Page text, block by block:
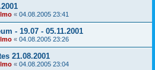
« 04.08.2005 23:41
- 19.07 - 05.11.2001
« 04.08.2005 23:26
21.08.2001
« 04.08.2005 23:04